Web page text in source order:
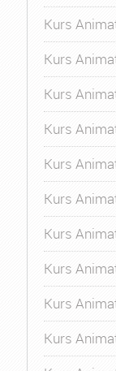
Kurs
Kurs
Kurs
Kurs
Kurs
Kurs
Kurs
Kurs
Kurs
Kurs